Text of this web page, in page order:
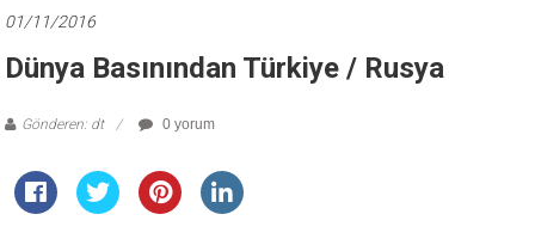
01/11/2016
Dünya Basınından Türkiye / Rusya
Gönderen: dt 0 yorum